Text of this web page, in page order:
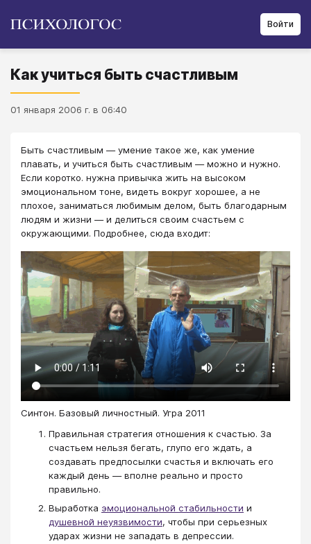
Войти
Как учиться быть счастливым
01 января 2006 г. в 06:40
Быть счастливым — умение такое же, как умение
плавать, и учиться быть счастливым — можно и нужно.
Если коротко. нужна привычка жить на высоком
эмоциональном тоне, видеть вокруг хорошее, а не
плохое, заниматься любимым делом, быть благодарным
людям и жизни — и делиться своим счастьем с
окружающими. Подробнее, сюда входит:
Синтон. Базовый личностный. Угра 2011
Правильная стратегия отношения к счастью. За
счастьем нельзя бегать, глупо его ждать, а
создавать предпосылки счастья и включать его
каждый день — вполне реально и просто
правильно.
Выработка эмоциональной стабильности и
душевной неуязвимости, чтобы при серьезных
ударах жизни не западать в депрессии.